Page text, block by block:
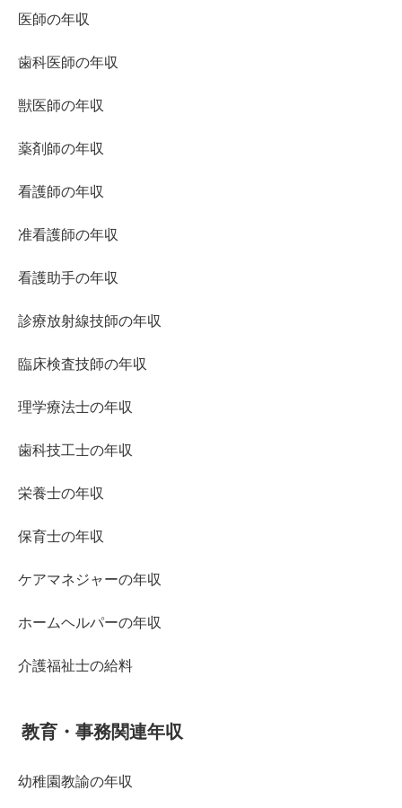
医師の年収
歯科医師の年収
獣医師の年収
薬剤師の年収
看護師の年収
准看護師の年収
看護助手の年収
診療放射線技師の年収
臨床検査技師の年収
理学療法士の年収
歯科技工士の年収
栄養士の年収
保育士の年収
ケアマネジャーの年収
ホームヘルパーの年収
介護福祉士の給料
教育・事務関連年収
幼稚園教諭の年収